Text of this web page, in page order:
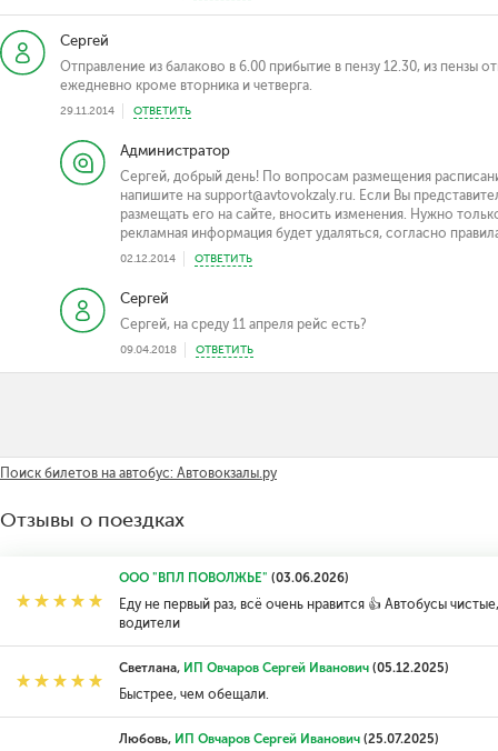
Сергей
Отправление из балаково в 6.00 прибытие в пензу 12.30, из пензы
ежедневно кроме вторника и четверга.
29.11.2014 ОТВЕТИТЬ
Администратор
Сергей, добрый день! По вопросам размещения
напишите на support@avtovokzaly.ru. Если Вы
размещать его на сайте, вносить изменения. Нужно
рекламная информация будет удаляться, согласно
02.12.2014 ОТВЕТИТЬ
Сергей
Сергей, на среду 11 апреля рейс есть?
09.04.2018 ОТВЕТИТЬ
Поиск билетов на автобус: Автовокзалы.ру
Отзывы о поездках
ООО "ВПЛ ПОВОЛЖЬЕ" (03.06.2026)
Еду не первый раз, всё очень нравится 👍 Автобусы
водители
Светлана, ИП Овчаров Сергей Иванович(05.12.2025)
Быстрее, чем обещали.
Любовь, ИП Овчаров Сергей Иванович(25.07.2025)